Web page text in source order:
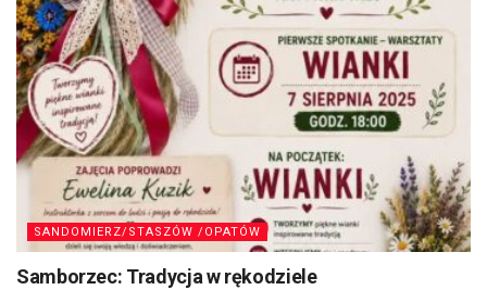
SANDOMIERZ/STASZÓW /OPATÓW
Samborzec: Tradycja w rękodziele